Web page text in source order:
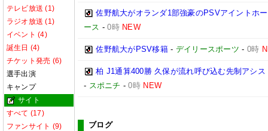
テレビ放送 (1)
ラジオ放送 (1)
イベント (4)
誕生日 (4)
チケット発売 (6)
選手出演
キャンプ
サイト
すべて (17)
ファンサイト (9)
佐野航大がオランダ1部強豪のPSVアイントホ
ース -0時 NEW
佐野航大がPSV移籍- デイリースポーツ - 0時
柏 J1通算400勝 久保が流れ呼び込む先制アシ
- スポニチ -0時 NEW
ブログ